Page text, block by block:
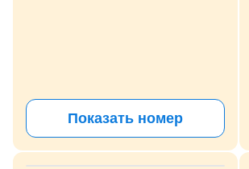
Показать номер